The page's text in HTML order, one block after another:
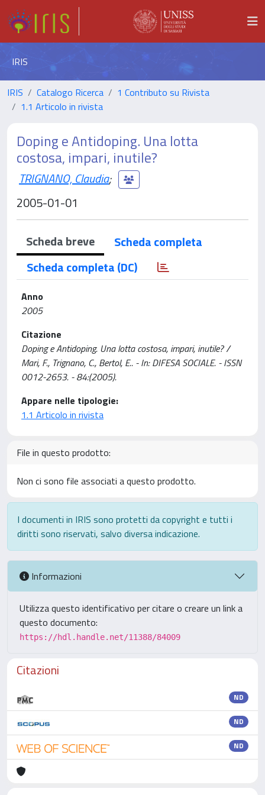
IRIS
IRIS Catalogo Ricerca
1 Contributo su Rivista
1.1 Articolo in rivista
Doping e Antidoping. Una lotta
costosa, impari, inutile?
TRIGNANO, Claudia;
2005-01-01
Scheda breve
Scheda completa
Scheda completa (DC)
Anno
2005
Citazione
Doping e Antidoping. Una lotta costosa, impari, inutile? /
Mari, F., Trignano, C., Bertol, E.. - In: DIFESA SOCIALE. - ISSN
0012-2653. - 84:(2005).
Appare nelle tipologie:
1.1 Articolo in rivista
File in questo prodotto:
Non ci sono file associati a questo prodotto.
I documenti in IRIS sono protetti da copyright e tutti i
diritti sono riservati, salvo diversa indicazione.
Informazioni
Utilizza questo identificativo per citare o creare un link a
questo documento:
https://hdl.handle.net/11388/84009
Citazioni
ND
ND
ND